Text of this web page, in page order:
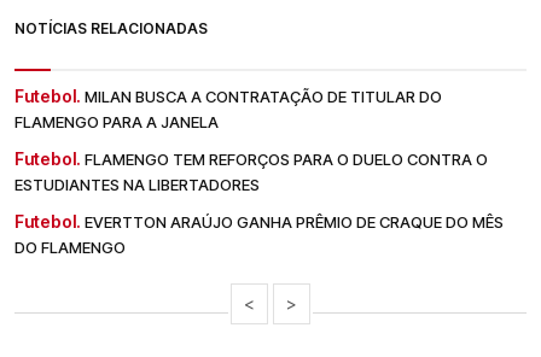
NOTÍCIAS RELACIONADAS
Futebol. MILAN BUSCA A CONTRATAÇÃO DE TITULAR DO
FLAMENGO PARA A JANELA
Futebol. FLAMENGO TEM REFORÇOS PARA O DUELO CONTRA O
ESTUDIANTES NA LIBERTADORES
Futebol. EVERTTON ARAÚJO GANHA PRÊMIO DE CRAQUE DO MÊS
DO FLAMENGO
< >